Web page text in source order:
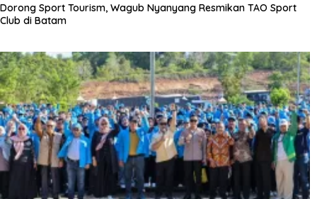
Dorong Sport Tourism, Wagub Nyanyang Resmikan TAO Sport
Club di Batam